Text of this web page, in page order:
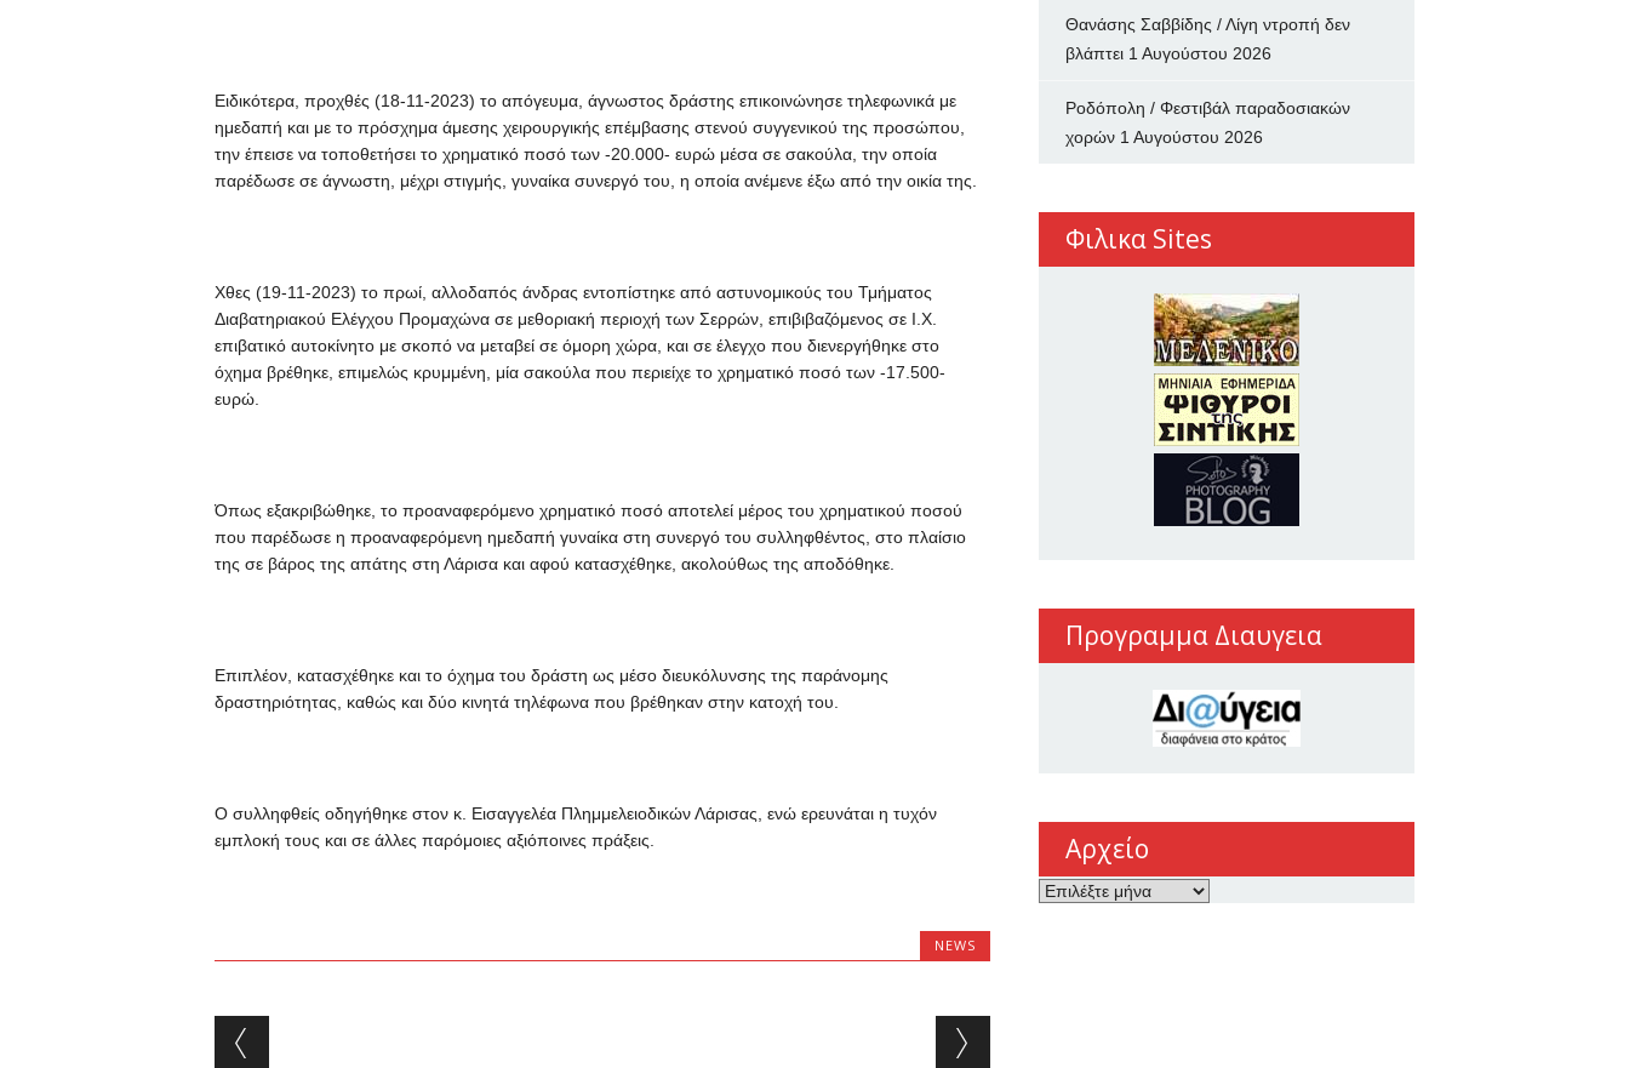
Ειδικότερα, προχθές (18-11-2023) το απόγευμα, άγνωστος δράστης επικοινώνησε τηλεφωνικά με
ημεδαπή και με το πρόσχημα άμεσης χειρουργικής επέμβασης στενού συγγενικού της προσώπου,
την έπεισε να τοποθετήσει το χρηματικό ποσό των -20.000- ευρώ μέσα σε σακούλα, την οποία
παρέδωσε σε άγνωστη, μέχρι στιγμής, γυναίκα συνεργό του, η οποία ανέμενε έξω από την οικία της.
Χθες (19-11-2023) το πρωί, αλλοδαπός άνδρας εντοπίστηκε από αστυνομικούς του Τμήματος
Διαβατηριακού Ελέγχου Προμαχώνα σε μεθοριακή περιοχή των Σερρών, επιβιβαζόμενος σε Ι.Χ.
επιβατικό αυτοκίνητο με σκοπό να μεταβεί σε όμορη χώρα, και σε έλεγχο που διενεργήθηκε στο
όχημα βρέθηκε, επιμελώς κρυμμένη, μία σακούλα που περιείχε το χρηματικό ποσό των -17.500-
ευρώ.
Όπως εξακριβώθηκε, το προαναφερόμενο χρηματικό ποσό αποτελεί μέρος του χρηματικού ποσού
που παρέδωσε η προαναφερόμενη ημεδαπή γυναίκα στη συνεργό του συλληφθέντος, στο πλαίσιο
της σε βάρος της απάτης στη Λάρισα και αφού κατασχέθηκε, ακολούθως της αποδόθηκε.
Επιπλέον, κατασχέθηκε και το όχημα του δράστη ως μέσο διευκόλυνσης της παράνομης
δραστηριότητας, καθώς και δύο κινητά τηλέφωνα που βρέθηκαν στην κατοχή του.
Ο συλληφθείς οδηγήθηκε στον κ. Εισαγγελέα Πλημμελειοδικών Λάρισας, ενώ ερευνάται η τυχόν
εμπλοκή τους και σε άλλες παρόμοιες αξιόποινες πράξεις.
NEWS
Post navigation
Θανάσης Σαββίδης / Λίγη ντροπή δεν
βλάπτει 1 Αυγούστου 2026
Ροδόπολη / Φεστιβάλ παραδοσιακών
χορών 1 Αυγούστου 2026
Φιλικα Sites
Προγραμμα Διαυγεια
Αρχείο
Αρχείο